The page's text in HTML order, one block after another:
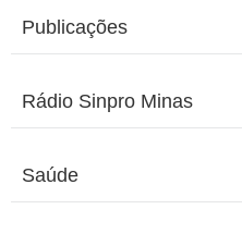
Publicações
Rádio Sinpro Minas
Saúde